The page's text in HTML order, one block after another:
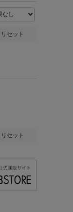
リセット
リセット